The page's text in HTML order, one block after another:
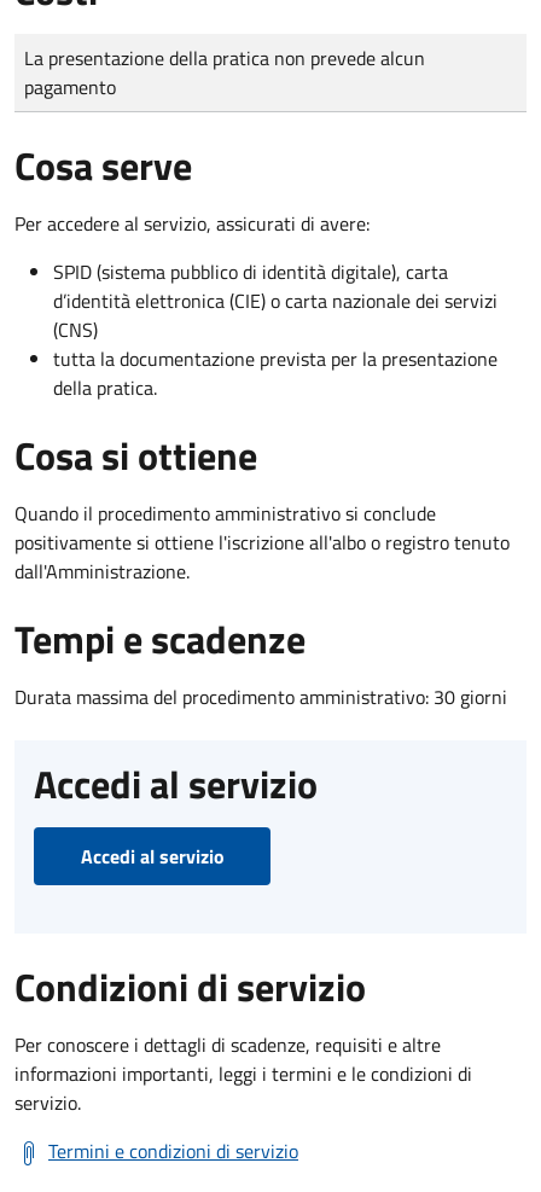
Tipo di pagamento
Importo
La presentazione della pratica non prevede alcun
pagamento
Cosa serve
Per accedere al servizio, assicurati di avere:
SPID (sistema pubblico di identità digitale), carta
d’identità elettronica (CIE) o carta nazionale dei servizi
(CNS)
tutta la documentazione prevista per la presentazione
della pratica.
Cosa si ottiene
Quando il procedimento amministrativo si conclude
positivamente si ottiene l'iscrizione all'albo o registro tenuto
dall'Amministrazione.
Tempi e scadenze
Durata massima del procedimento amministrativo: 30 giorni
Accedi al servizio
Accedi al servizio
Condizioni di servizio
Per conoscere i dettagli di scadenze, requisiti e altre
informazioni importanti, leggi i termini e le condizioni di
servizio.
Termini e condizioni di servizio